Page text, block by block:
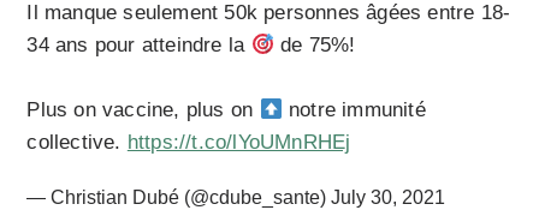
Il manque seulement 50k personnes âgées entre 18-
34 ans pour atteindre la
de 75%!
Plus on vaccine, plus on
notre immunité
collective. https://t.co/lYoUMnRHEj
— Christian Dubé (@cdube_sante)July 30, 2021